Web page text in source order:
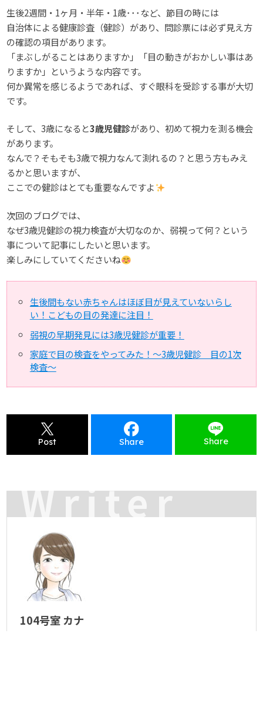
生後2週間・1ヶ月・半年・1歳･･･など、節目の時には
自治体による健康診査（健診）があり、問診票には必ず見え方
の確認の項目があります。
「まぶしがることはありますか」「目の動きがおかしい事はあ
りますか」というような内容です。
何か異常を感じるようであれば、すぐ眼科を受診する事が大切
です。
そして、3歳になると3歳児健診があり、初めて視力を測る機会
があります。
なんで？そもそも3歳で視力なんて測れるの？と思う方もみえ
るかと思いますが、
ここでの健診はとても重要なんですよ
次回のブログでは、
なぜ3歳児健診の視力検査が大切なのか、弱視って何？という
事について記事にしたいと思います。
楽しみにしていてくださいね
生後間もない赤ちゃんはほぼ目が見えていないらし
い！こどもの目の発達に注目！
弱視の早期発見には3歳児健診が重要！
家庭で目の検査をやってみた！～3歳児健診 目の1次
検査～
Post Share Share
Writer
104号室 カナ